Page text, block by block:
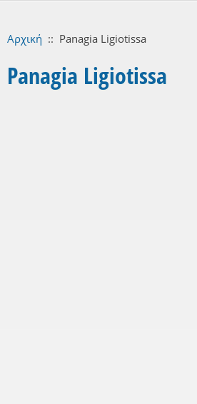
Αρχική :: Panagia Ligiotissa
Panagia Ligiotissa